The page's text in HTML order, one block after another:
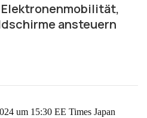
ansteuern
um 15:30 EE Times Japan